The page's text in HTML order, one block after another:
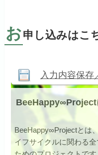
お申し込みはこ